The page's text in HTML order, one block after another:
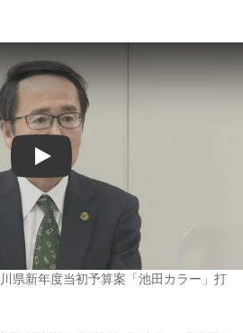
Play
県新年度当初予算案「池田カラー」打